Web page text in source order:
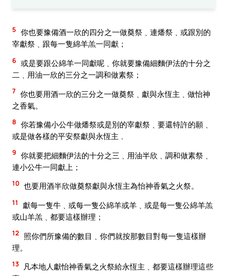
5 你也要豫備酒一欣的四分之一做奠祭﹑連燔祭﹑或跟別的
宰獻祭﹑跟每一隻綿羊羔一同獻；
6 或是要跟公綿羊一同獻呢﹑你就要豫備細麵伊法的十分之
二﹑用油一欣的三分之一調和做素祭；
7 你也要用酒一欣的三分之一做奠祭﹑獻與永恆主﹑做怡神
之香氣。
8 你若豫備小公牛做燔祭或是別的宰獻祭﹑要還特許的願﹑
或是做各樣的平安祭獻與永恆主﹐
9 你就要把細麵伊法的十分之三﹑用油半欣﹑調和做素祭﹑
連小公牛一同獻上；
10 也要用酒半欣做奠祭獻與永恆主為怡神香氣之火祭。
11
獻每一隻牛﹑或每一隻公綿羊或羊﹑或是每一隻公綿羊羔
或山羊羔﹑都要這樣辦理；
12
照你們所豫備的數目﹑你們就按那數目對每一隻這樣辦
理。
13
凡本地人獻怡神香氣之火祭給永恆主﹑都要這樣辦理這些